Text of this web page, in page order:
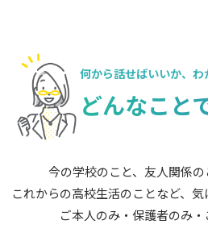
何から話せばいいか、 わ
どんなこと
今の学校のこと、友人関係の
これからの高校生活のことなど、
ご本人のみ・保護者のみ